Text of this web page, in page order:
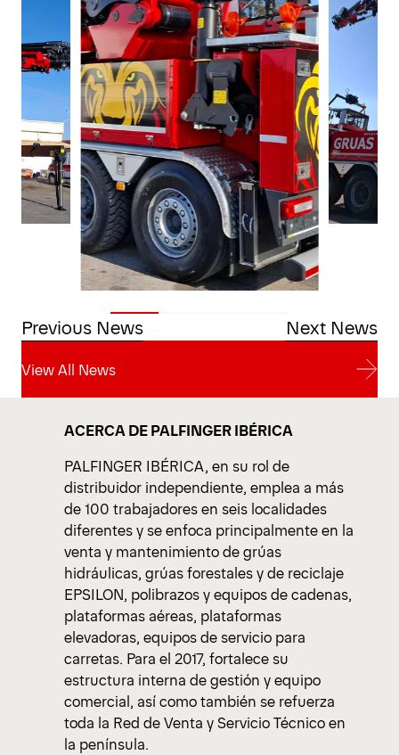
Previous News Next News
View All News
View All News
ACERCA DE PALFINGER IBÉRICA
PALFINGER IBÉRICA, en su rol de
distribuidor independiente, emplea a más
de 100 trabajadores en seis localidades
diferentes y se enfoca principalmente en la
venta y mantenimiento de grúas
hidráulicas, grúas forestales y de reciclaje
EPSILON, polibrazos y equipos de cadenas,
plataformas aéreas, plataformas
elevadoras, equipos de servicio para
carretas. Para el 2017, fortalece su
estructura interna de gestión y equipo
comercial, así como también se refuerza
toda la Red de Venta y Servicio Técnico en
la península.